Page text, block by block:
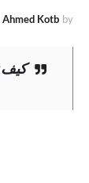
by
Ahmed Kotb